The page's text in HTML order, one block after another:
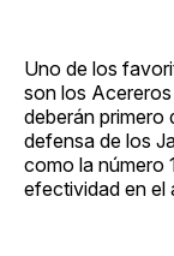
Uno de los
son los Acereros
deberán primero
defensa de los
como la número
efectividad en el